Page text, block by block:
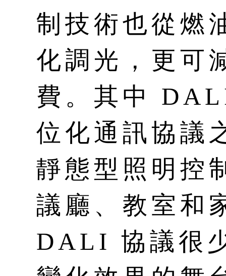
制技術也從燃
化調光，更可
費。其中
位化通訊協議
靜態型照明控
議廳、教室和
DALI 協議很